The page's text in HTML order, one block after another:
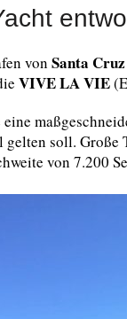
von Santa
VIVE LA VIE
gelten soll.
von 7.200